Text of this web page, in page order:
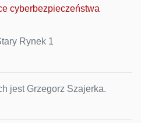
cyberbezpieczeństwa
Rynek 1
jest Grzegorz Szajerka.